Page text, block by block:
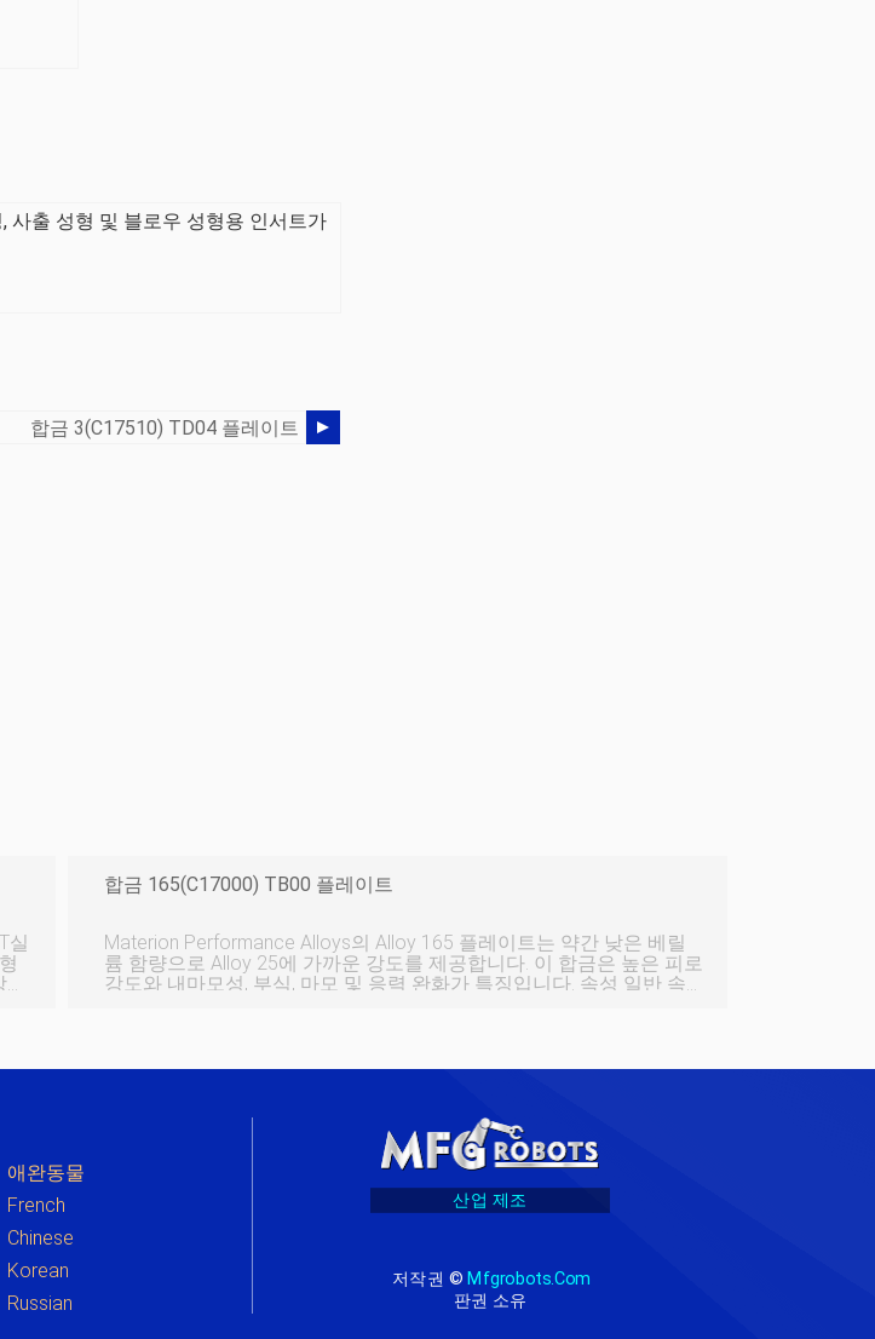
사출 성형 및 블로우 성형용 인서트가
합금 3(C17510) TD04 플레이트
합금 165(C17000) TB00 플레이트
Materion Performance Alloys의 Alloy 165 플레이트는 약간 낮은 베릴
륨 함량으로 Alloy 25에 가까운 강도를 제공합니다. 이 합금은 높은 피로
강도와 내마모성, 부식, 마모 및 응력 완화가 특징입니다. 속성 일반 속
애완동물
French
Chinese
Korean
Russian
산업 제조
저작권 © Mfgrobots.com
판권 소유